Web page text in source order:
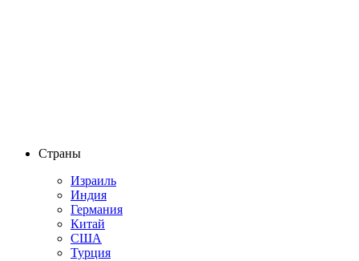
Страны
Израиль
Индия
Германия
Китай
США
Турция